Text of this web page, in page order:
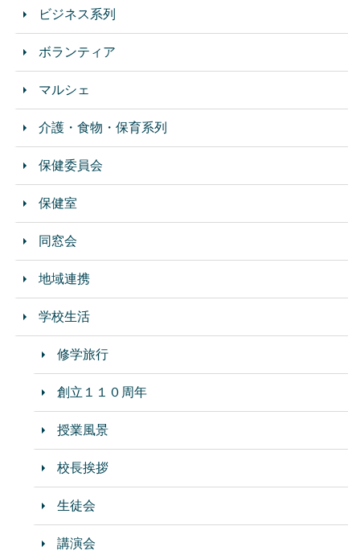
ビジネス系列
ボランティア
マルシェ
介護・食物・保育系列
保健委員会
保健室
同窓会
地域連携
学校生活
修学旅行
創立１１０周年
授業風景
校長挨拶
生徒会
講演会